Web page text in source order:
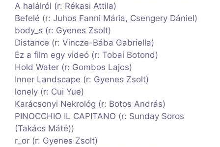
A halálról (r: Rékasi Attila)
Befelé (r: Juhos Fanni Mária, Csengery Dániel)
body_s (r: Gyenes Zsolt)
Distance (r: Vincze-Bába Gabriella)
Ez a film egy videó (r: Tobai Botond)
Hold Water (r: Gombos Lajos)
Inner Landscape (r: Gyenes Zsolt)
lonely (r: Cui Yue)
Karácsonyi Nekrológ (r: Botos András)
PINOCCHIO IL CAPITANO (r: Sunday Soros
(Takács Máté))
r_or (r: Gyenes Zsolt)